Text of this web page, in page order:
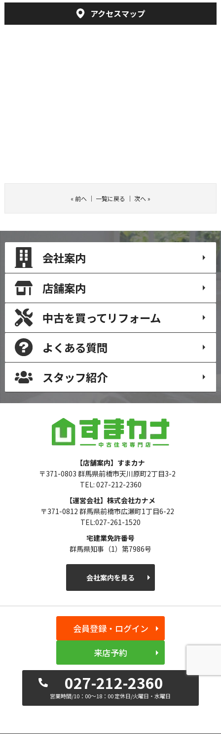
アクセスマップ
« 前へ｜ 一覧に戻る ｜ 次へ»
会社案内
店舗案内
中古を買ってリフォーム
よくある質問
スタッフ紹介
【店舗案内】すまカナ
〒371-0803 群馬県前橋市天川原町2丁目3-2
TEL: 027-212-2360
【運営会社】株式会社カナメ
〒371-0812 群馬県前橋市広瀬町1丁目6-22
TEL:027-261-1520
宅建業免許番号
群馬県知事（1）第7986号
会社案内を見る
会員登録・ログイン
来店予約
027-212-2360
営業時間/10：00～18：00 定休日/火曜日・水曜日